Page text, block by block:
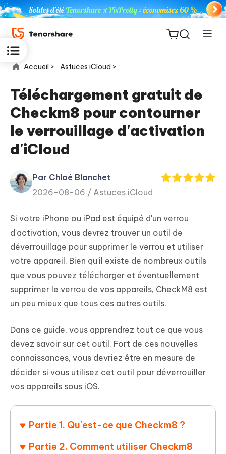
for iOS
PDF
Editor
New
iAnyGo
Accueil > Astuces iCloud >
Téléchargement gratuit de
Checkm8 pour contourner
le verrouillage d'activation
d'iCloud
Par Chloé Blanchet
2026-08-06 / Astuces iCloud
Si votre iPhone ou iPad est équipé d'un verrou
d'activation, vous devrez trouver un outil de
déverrouillage pour supprimer le verrou et utiliser
votre appareil. Bien qu'il existe de nombreux outils
que vous pouvez télécharger et éventuellement
supprimer le verrou de vos appareils, CheckM8 est
un peu mieux que tous ces autres outils.
Dans ce guide, vous apprendrez tout ce que vous
devez savoir sur cet outil. Fort de ces nouvelles
connaissances, vous devriez être en mesure de
décider si vous utilisez cet outil pour déverrouiller
vos appareils sous iOS.
Partie 1. Qu'est-ce que Checkm8 ?
Partie 2. Comment utiliser Checkm8